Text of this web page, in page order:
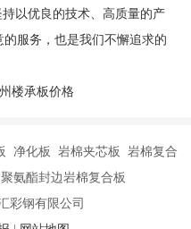
以优良的技术、高质量的产
服务，也是我们不懈追求的
楼承板价格
净化板 岩棉夹芯板 岩棉复合
氨酯封边岩棉复合板
彩钢有限公司